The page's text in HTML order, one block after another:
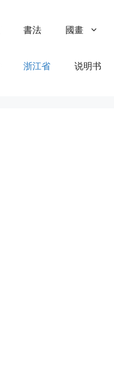
書法 國畫
浙江省 说明书